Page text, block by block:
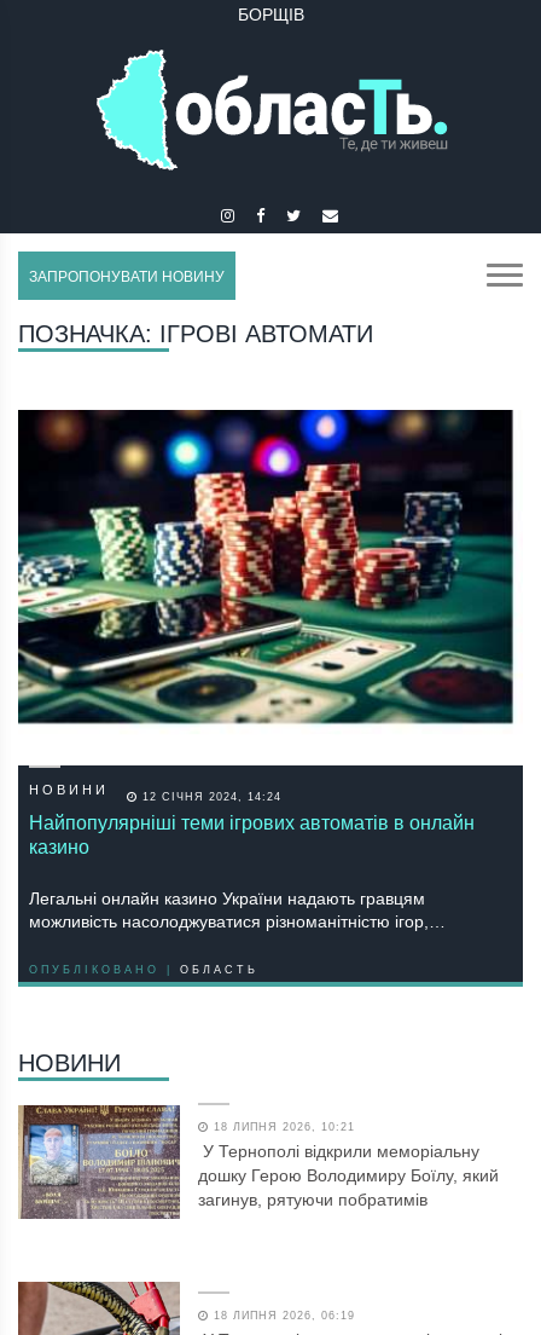
БОРЩІВ
ЗАПРОПОНУВАТИ НОВИНУ
ПОЗНАЧКА: ІГРОВІ АВТОМАТИ
НОВИНИ 12 СІЧНЯ 2024, 14:24
Найпопулярніші теми ігрових автоматів в онлайн
казино
Легальні онлайн казино України надають гравцям
можливість насолоджуватися різноманітністю ігор,…
ОПУБЛІКОВАНО | ОБЛАСТЬ
НОВИНИ
18 ЛИПНЯ 2026, 10:21
У Тернополі відкрили меморіальну
дошку Герою Володимиру Боїлу, який
загинув, рятуючи побратимів
18 ЛИПНЯ 2026, 06:19